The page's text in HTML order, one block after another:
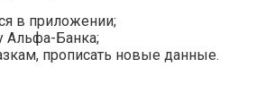
в приложении;
Альфа-Банка;
прописать новые данные.